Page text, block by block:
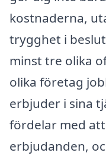
kostnaderna,
trygghet i
minst tre olika
olika företag
erbjuder i sina
fördelar med
erbjudanden,